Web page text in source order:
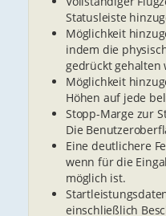
Statusleiste
Möglichkeit
indem die
gedrückt gehalten
Möglichkeit
Höhen auf jede
Stopp-Marge zur
Die
Eine deutlichere
wenn für die
möglich ist.
einschließlich